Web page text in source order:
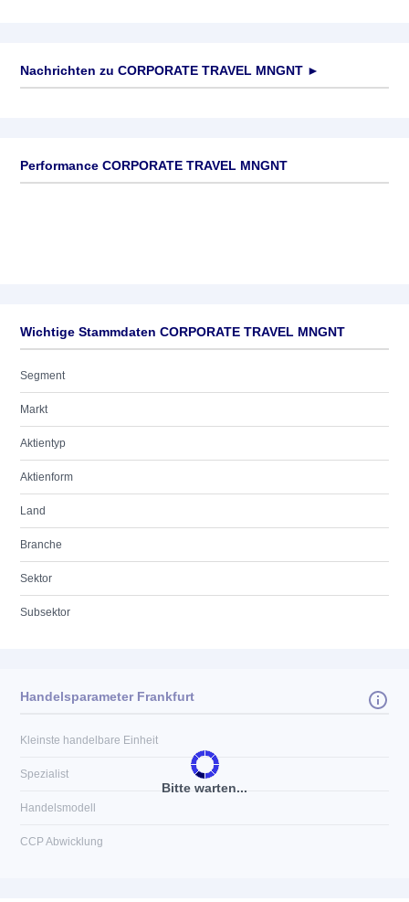
Nachrichten zu CORPORATE TRAVEL MNGNT ►
Performance CORPORATE TRAVEL MNGNT
Wichtige Stammdaten CORPORATE TRAVEL MNGNT
Segment
Markt
Aktientyp
Aktienform
Land
Branche
Sektor
Subsektor
Bitte warten...
Handelsparameter Frankfurt
Kleinste handelbare Einheit
Spezialist
Handelsmodell
CCP Abwicklung